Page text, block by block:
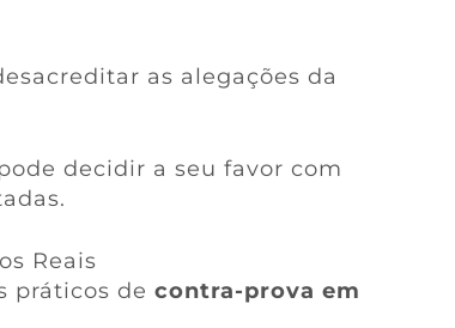
as alegações da
decidir a seu favor com
Reais
práticos de contra-prova em